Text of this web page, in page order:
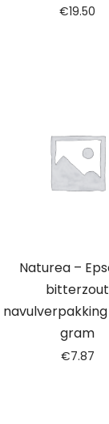
€19.50
Naturea –
bitterzout
navulverpakking
gram
€7.87